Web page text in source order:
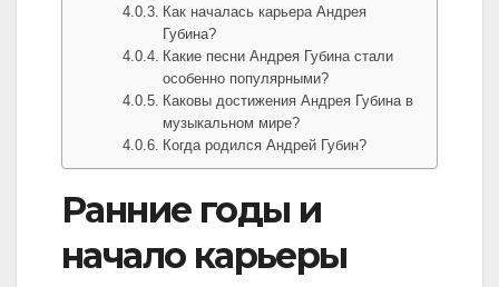
Как началась карьера Андрея
Губина?
Какие песни Андрея Губина стали
особенно популярными?
Каковы достижения Андрея Губина в
музыкальном мире?
Когда родился Андрей Губин?
Ранние годы и
начало карьеры